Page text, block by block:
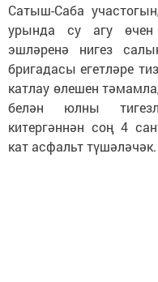
Сатыш-Саба
урында су агу өчен
эшләренә нигез
бригадасы егетләре
катлау өлешен
белән юлны
китергәннән соң 4
кат асфальт түшәләчәк.